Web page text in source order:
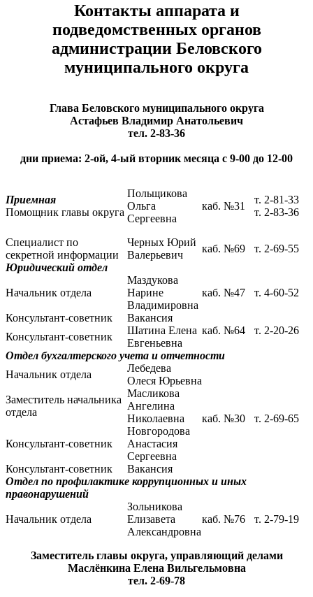
Контакты аппарата и
подведомственных органов
администрации Беловского
муниципального округа
Глава Беловского муниципального округа
Астафьев Владимир Анатольевич
тел. 2-83-36
дни приема: 2-ой, 4-ый вторник месяца с 9-00 до 12-00
Приемная
Помощник главы округа
Польщикова
Ольга
Сергеевна
каб. №31
т. 2-81-33
т. 2-83-36
Специалист по
секретной информации
Черных Юрий
Валерьевич
каб. №69
т. 2-69-55
Юридический отдел
Начальник отдела
Маздукова
Нарине
Владимировна
каб. №47 т. 4-60-52
Консультант-советник
Вакансия
каб. №64
т. 2-20-26
Консультант-советник
Шатина Елена
Евгеньевна
Отдел бухгалтерского учета и отчетности
Начальник отдела
Лебедева
Олеся Юрьевна
каб. №30 т. 2-69-65
Заместитель начальника
отдела
Масликова
Ангелина
Николаевна
Консультант-советник
Новгородова
Анастасия
Сергеевна
Консультант-советник
Вакансия
Отдел по профилактике коррупционных и иных
правонарушений
Начальник отдела
Зольникова
Елизавета
Александровна
каб. №76 т. 2-79-19
Заместитель главы округа, управляющий делами
Маслёнкина Елена Вильгельмовна
тел. 2-69-78